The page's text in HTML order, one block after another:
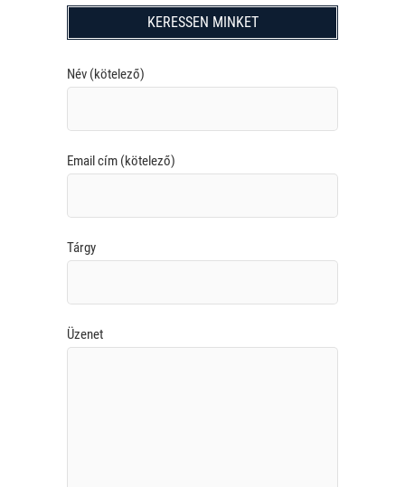
KERESSEN MINKET
Név (kötelező)
Email cím (kötelező)
Tárgy
Üzenet